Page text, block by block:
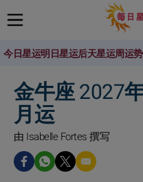
今日星运明日星运后天星运周运势
金牛座 2027
月运
由 Isabelle Fortes 撰写